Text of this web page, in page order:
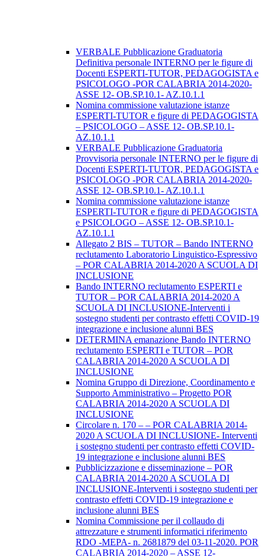
VERBALE Pubblicazione Graduatoria
Definitiva personale INTERNO per le figure di
Docenti ESPERTI-TUTOR, PEDAGOGISTA e
PSICOLOGO -POR CALABRIA 2014-2020-
ASSE 12- OB.SP.10.1- AZ.10.1.1
Nomina commissione valutazione istanze
ESPERTI-TUTOR e figure di PEDAGOGISTA
– PSICOLOGO – ASSE 12- OB.SP.10.1-
AZ.10.1.1
VERBALE Pubblicazione Graduatoria
Provvisoria personale INTERNO per le figure di
Docenti ESPERTI-TUTOR, PEDAGOGISTA e
PSICOLOGO -POR CALABRIA 2014-2020-
ASSE 12- OB.SP.10.1- AZ.10.1.1
Nomina commissione valutazione istanze
ESPERTI-TUTOR e figure di PEDAGOGISTA
e PSICOLOGO – ASSE 12- OB.SP.10.1-
AZ.10.1.1
Allegato 2 BIS – TUTOR – Bando INTERNO
reclutamento Laboratorio Linguistico-Espressivo
– POR CALABRIA 2014-2020 A SCUOLA DI
INCLUSIONE
Bando INTERNO reclutamento ESPERTI e
TUTOR – POR CALABRIA 2014-2020 A
SCUOLA DI INCLUSIONE-Interventi i
sostegno studenti per contrasto effetti COVID-19
integrazione e inclusione alunni BES
DETERMINA emanazione Bando INTERNO
reclutamento ESPERTI e TUTOR – POR
CALABRIA 2014-2020 A SCUOLA DI
INCLUSIONE
Nomina Gruppo di Direzione, Coordinamento e
Supporto Amministrativo – Progetto POR
CALABRIA 2014-2020 A SCUOLA DI
INCLUSIONE
Circolare n. 170 – – POR CALABRIA 2014-
2020 A SCUOLA DI INCLUSIONE- Interventi
i sostegno studenti per contrasto effetti COVID-
19 integrazione e inclusione alunni BES
Pubblicizzazione e disseminazione – POR
CALABRIA 2014-2020 A SCUOLA DI
INCLUSIONE-Interventi i sostegno studenti per
contrasto effetti COVID-19 integrazione e
inclusione alunni BES
Nomina Commissione per il collaudo di
attrezzature e strumenti informatici riferimento
RDO -MEPA- n. 2681879 del 03-11-2020. POR
CALABRIA 2014-2020 – ASSE 12-